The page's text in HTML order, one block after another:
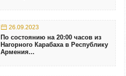
26.09.2023
По состоянию на 20:00 часов из
Нагорного Карабаха в Республику
Армения...